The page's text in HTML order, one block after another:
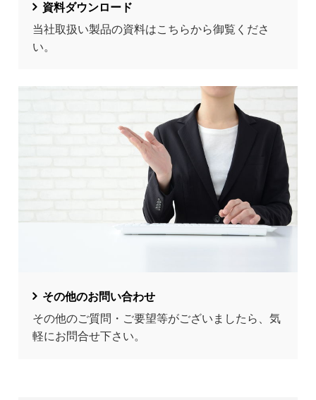
資料ダウンロード
当社取扱い製品の資料はこちらから御覧くださ
い。
その他のお問い合わせ
その他のご質問・ご要望等がございましたら、気
軽にお問合せ下さい。